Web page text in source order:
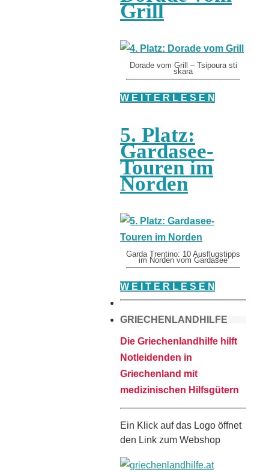
Grill
Dorade vom Grill – Tsipoura sti
skara
W E I T E R L E S E N
5. Platz:
Gardasee-
Touren im
Norden
Garda Trentino: 10 Ausflugstipps
im Norden vom Gardasee
W E I T E R L E S E N
GRIECHENLANDHILFE
Die Griechenlandhilfe hilft
Notleidenden in
Griechenland mit
medizinischen Hilfsgütern
Ein Klick auf das Logo öffnet
den Link zum Webshop